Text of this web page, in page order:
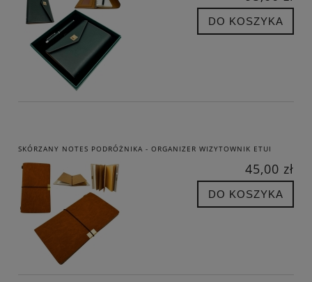
DO KOSZYKA
SKÓRZANY NOTES PODRÓŻNIKA - ORGANIZER WIZYTOWNIK ETUI
45,00 zł
DO KOSZYKA